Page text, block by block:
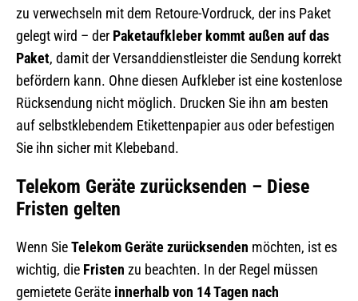
zu verwechseln mit dem Retoure-Vordruck, der ins Paket
gelegt wird – der Paketaufkleber kommt außen auf das
Paket, damit der Versanddienstleister die Sendung korrekt
befördern kann. Ohne diesen Aufkleber ist eine kostenlose
Rücksendung nicht möglich. Drucken Sie ihn am besten
auf selbstklebendem Etikettenpapier aus oder befestigen
Sie ihn sicher mit Klebeband.
Telekom Geräte zurücksenden – Diese
Fristen gelten
Wenn SieTelekom Geräte zurücksenden möchten, ist es
wichtig, die Fristen zu beachten. In der Regel müssen
gemietete Geräte innerhalb von 14 Tagen nach